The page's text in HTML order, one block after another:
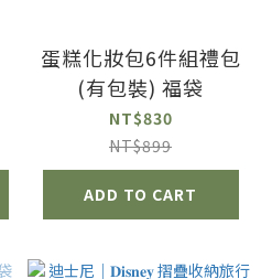
蛋糕化妝包6件組禮包
(有包裝) 福袋
NT$830
NT$899
ADD TO CART